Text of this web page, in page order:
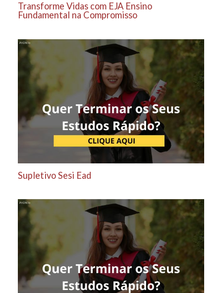
Transforme Vidas com EJA Ensino
Fundamental na Compromisso
Supletivo Sesi Ead